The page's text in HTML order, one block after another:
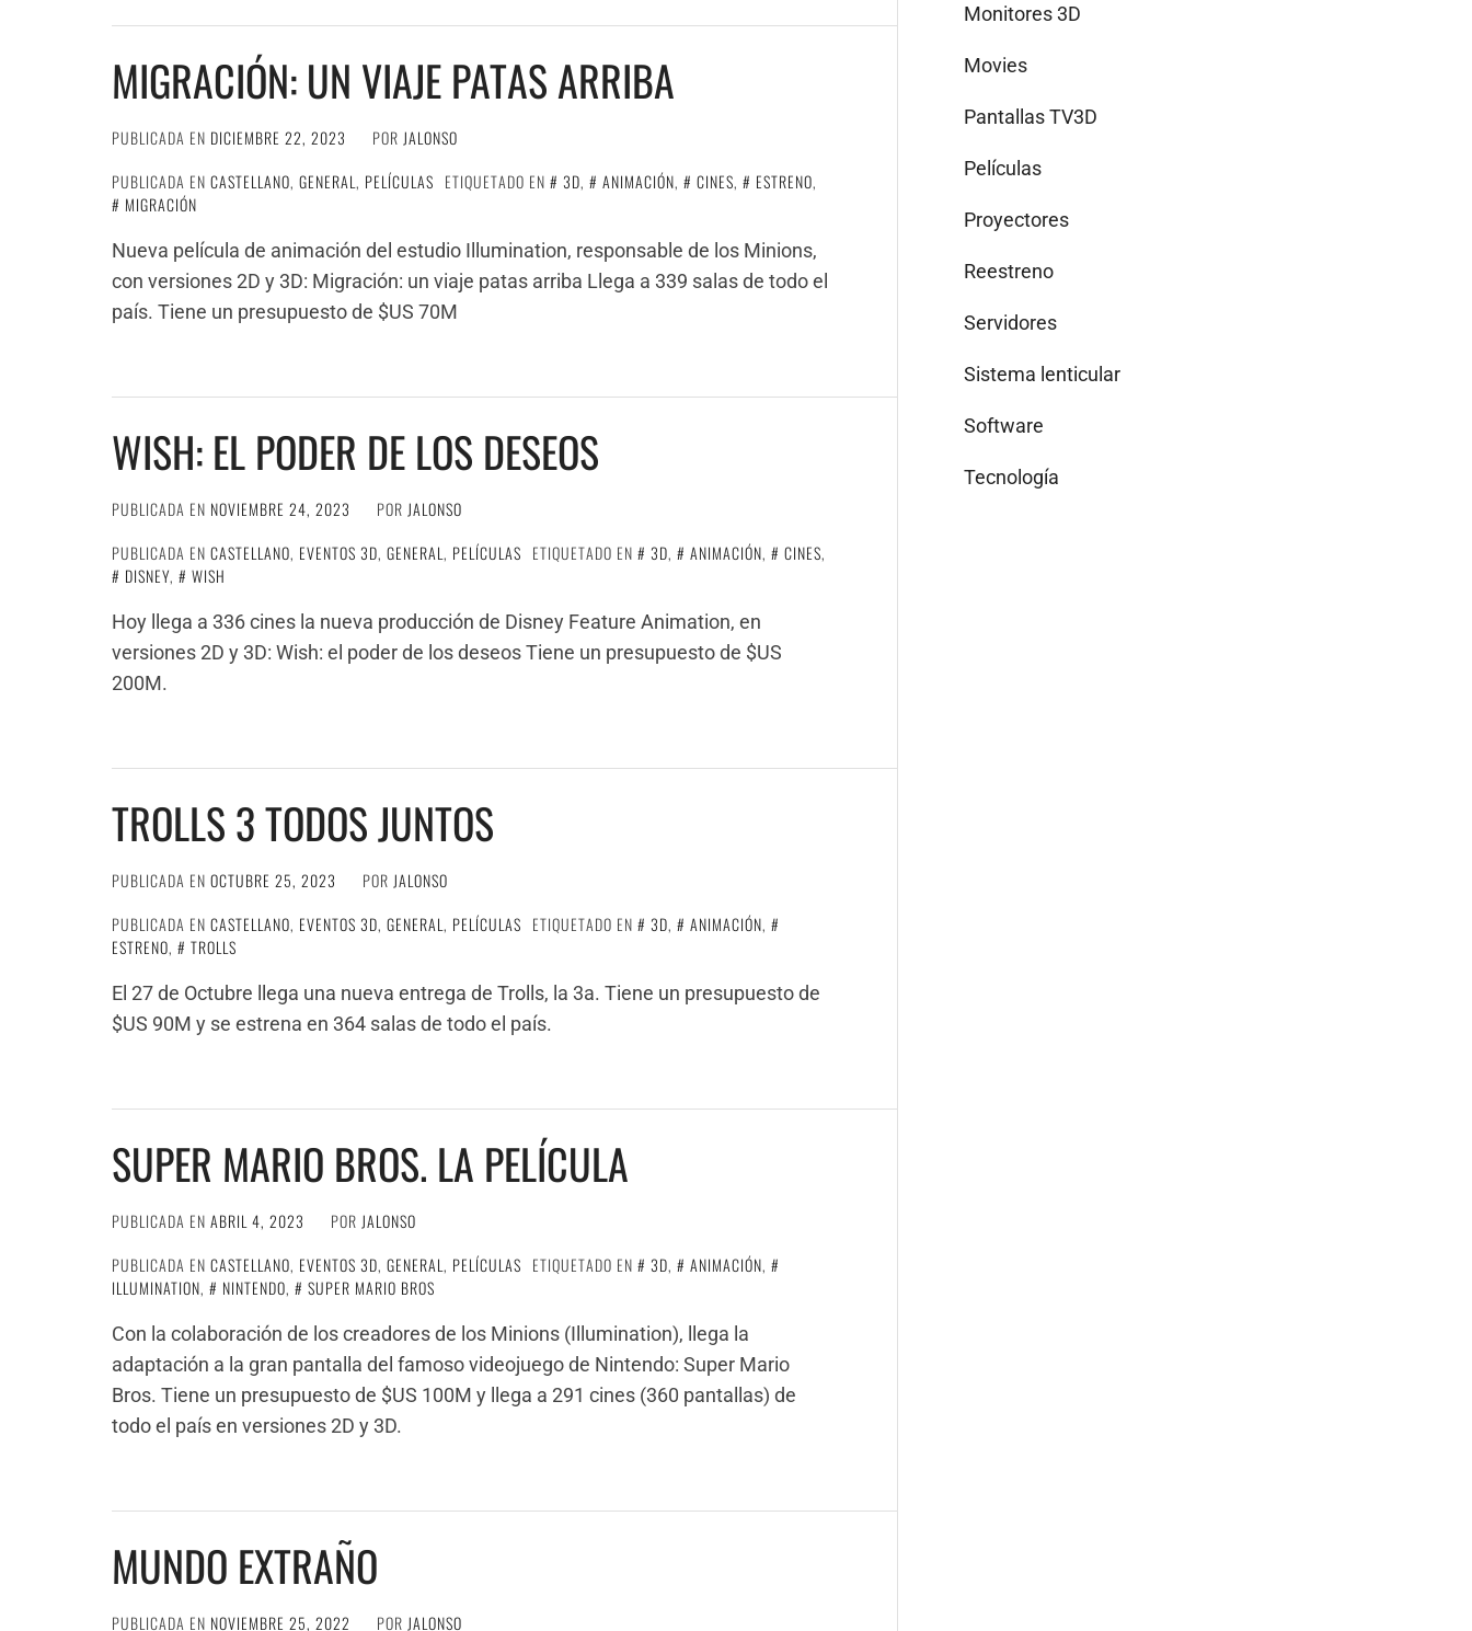
MIGRACIÓN: UN VIAJE PATAS ARRIBA
PUBLICADA EN DICIEMBRE 22, 2023 POR JALONSO
PUBLICADA EN CASTELLANO, GENERAL, PELÍCULAS ETIQUETADO EN 3D, ANIMACIÓN, CINES, ESTRENO,
MIGRACIÓN
Nueva película de animación del estudio Illumination, responsable de los Minions,
con versiones 2D y 3D: Migración: un viaje patas arriba Llega a 339 salas de todo el
país. Tiene un presupuesto de $US 70M
WISH: EL PODER DE LOS DESEOS
PUBLICADA EN NOVIEMBRE 24, 2023 POR JALONSO
PUBLICADA EN CASTELLANO, EVENTOS 3D, GENERAL, PELÍCULAS ETIQUETADO EN 3D, ANIMACIÓN, CINES,
DISNEY,
WISH
Hoy llega a 336 cines la nueva producción de Disney Feature Animation, en
versiones 2D y 3D: Wish: el poder de los deseos Tiene un presupuesto de $US
200M.
TROLLS 3 TODOS JUNTOS
PUBLICADA EN OCTUBRE 25, 2023 POR JALONSO
PUBLICADA EN CASTELLANO, EVENTOS 3D, GENERAL, PELÍCULAS ETIQUETADO EN 3D, ANIMACIÓN,
ESTRENO,
TROLLS
El 27 de Octubre llega una nueva entrega de Trolls, la 3a. Tiene un presupuesto de
$US 90M y se estrena en 364 salas de todo el país.
SUPER MARIO BROS. LA PELÍCULA
PUBLICADA EN ABRIL 4, 2023 POR JALONSO
PUBLICADA EN CASTELLANO, EVENTOS 3D, GENERAL, PELÍCULAS ETIQUETADO EN 3D, ANIMACIÓN,
ILLUMINATION, NINTENDO,
SUPER MARIO BROS
Con la colaboración de los creadores de los Minions (Illumination), llega la
adaptación a la gran pantalla del famoso videojuego de Nintendo: Super Mario
Bros. Tiene un presupuesto de $US 100M y llega a 291 cines (360 pantallas) de
todo el país en versiones 2D y 3D.
MUNDO EXTRAÑO
PUBLICADA EN NOVIEMBRE 25, 2022 POR JALONSO
Monitores 3D
Movies
Pantallas TV3D
Películas
Proyectores
Reestreno
Servidores
Sistema lenticular
Software
Tecnología